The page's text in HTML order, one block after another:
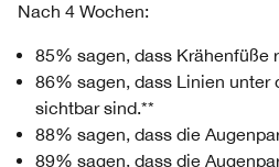
Nach 4 Wochen:
85% sagen, dass Krähenfüße
86% sagen, dass Linien unter
sichtbar sind.**
88% sagen, dass die
89% sagen, dass die